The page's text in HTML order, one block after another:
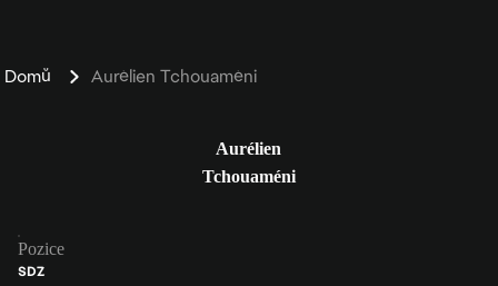
Domů Aurélien Tchouaméni
Aurélien
Tchouaméni
Pozice
SDZ